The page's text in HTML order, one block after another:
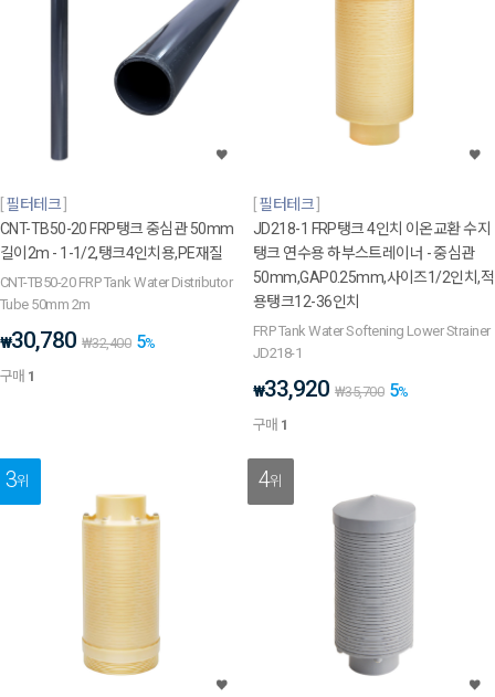
필터테크
CNT-TB50-20 FRP탱크 중심관 50mm
길이2m - 1-1/2,탱크4인치용,PE재질
CNT-TB50-20 FRP Tank Water Distributor
Tube 50mm 2m
₩30,780 ₩32,400 5%
구매 1
필터테크
JD218-1 FRP탱크 4인치 이온교환 수지
탱크 연수용 하부스트레이너 - 중심관
50mm,GAP0.25mm,사이즈1/2인치,적
용탱크12-36인치
FRP Tank Water Softening Lower Strainer
JD218-1
₩33,920 ₩35,700 5%
구매 1
3위 4위